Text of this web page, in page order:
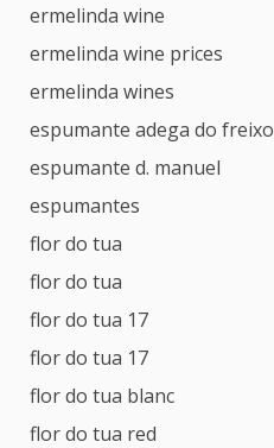
ermelinda wine
ermelinda wine prices
ermelinda wines
espumante adega do freixo
espumante d. manuel
espumantes
flor do tua
flor do tua
flor do tua 17
flor do tua 17
flor do tua blanc
flor do tua red